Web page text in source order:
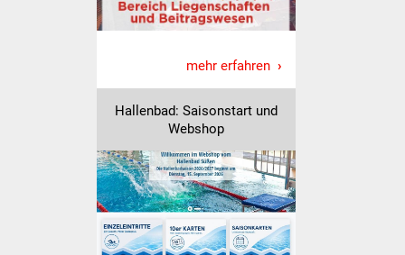
Ukraine-Hilfe
Wohnen
Bauen in Süßen
Wohnimmobilien +
Baugrundstücke
Wirtschaft
mehr erfahren
Hallenbad: Saisonstart und
Webshop